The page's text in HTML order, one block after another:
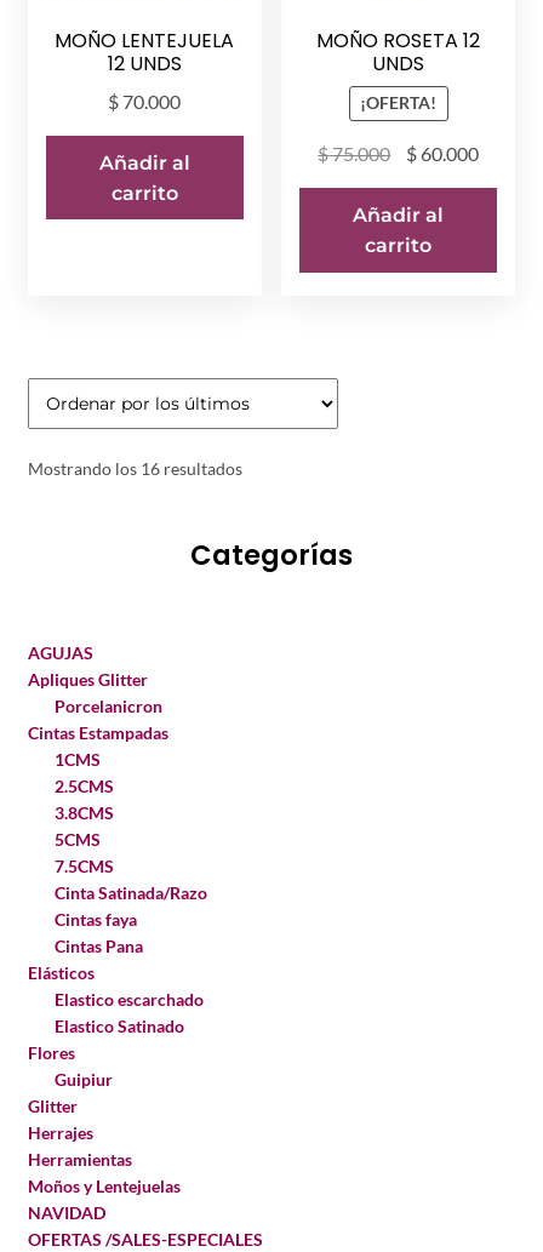
MOÑO LENTEJUELA
12 UNDS
$ 70.000
Añadir al
carrito
MOÑO ROSETA 12
UNDS
¡OFERTA!
$75.000
El
precio
original
era:
$ 75.000.
$ 60.000El
precio
$
Añadir al
carrito
Mostrando los 16 resultadosOrdenado
últimos
Categorías
AGUJAS
Apliques Glitter
Porcelanicron
Cintas Estampadas
1CMS
2.5CMS
3.8CMS
5CMS
7.5CMS
Cinta Satinada/Razo
Cintas faya
Cintas Pana
Elásticos
Elastico escarchado
Elastico Satinado
Flores
Guipiur
Glitter
Herrajes
Herramientas
Moños y Lentejuelas
NAVIDAD
OFERTAS /SALES-ESPECIALES